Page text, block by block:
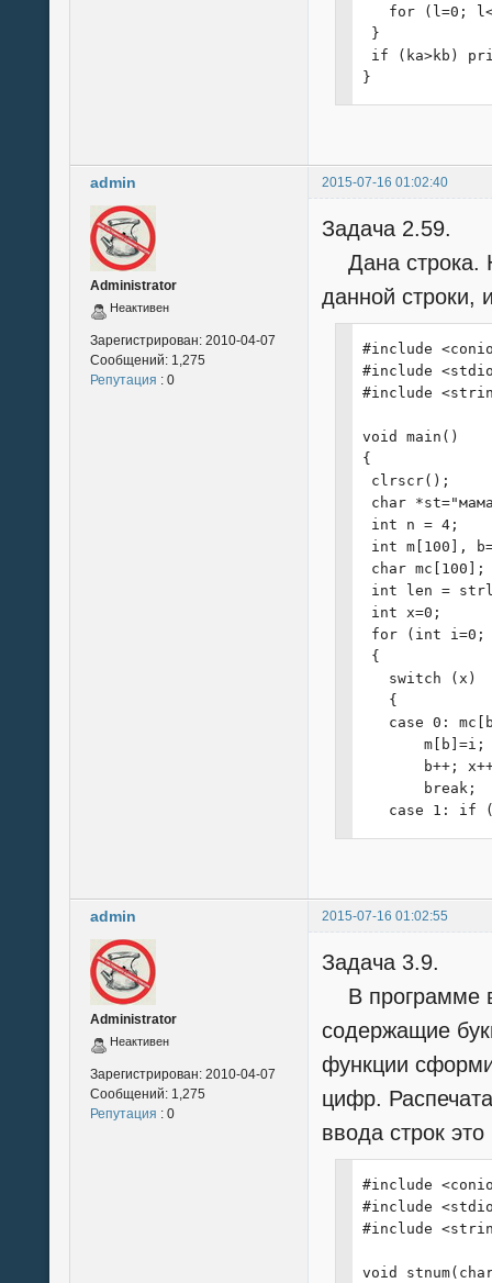
for (l=0;
}
if (ka>kb)
}
admin 2015-07-16 01:02:40
Administrator
Неактивен
Зарегистрирован: 2010-04-07
Сообщений: 1,275
Репутация : 0
Задача 2.59.
Дана строка.
данной
#include
#include
#include
void main()
{
clrscr();
char
int n = 4;
int m[100],
char mc[100];
int len =
int x=0;
for (int i=0;
{
   switch (x)
   {
case 0:
       m[b]=i;
b++;
       break;
case 1: if
for (i=0;
for (int
char c =
mc[l+1] =
   }
{
  char z[4];
for (i=m[y];
{ z[i-
if (s == n)
}
}
admin 2015-07-16 01:02:55
Administrator
Неактивен
Зарегистрирован: 2010-04-07
Сообщений: 1,275
Репутация : 0
Задача 3.9.
В программе
содержащие
функции
цифр.
ввода строк
#include
#include
#include
void